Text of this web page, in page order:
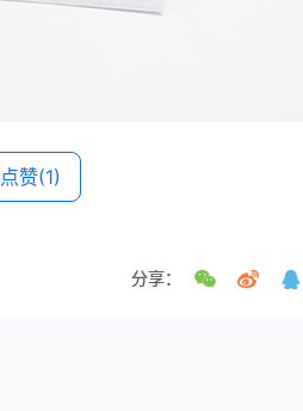
点赞(1)
分享：